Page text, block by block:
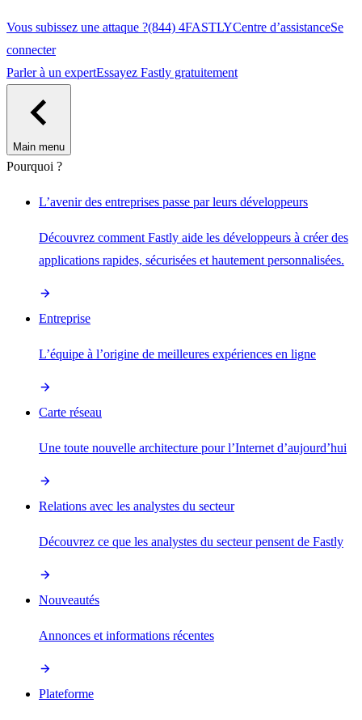
Vous subissez une attaque ?(844) 4FASTLYCentre d’assistanceSe
connecter
Parler à un expertEssayez Fastly gratuitement
Main menu
Pourquoi ?
L’avenir des entreprises passe par leurs développeurs
Découvrez comment Fastly aide les développeurs à créer des
applications rapides, sécurisées et hautement personnalisées.
Entreprise
L’équipe à l’origine de meilleures expériences en ligne
Carte réseau
Une toute nouvelle architecture pour l’Internet d’aujourd’hui
Relations avec les analystes du secteur
Découvrez ce que les analystes du secteur pensent de Fastly
Nouveautés
Annonces et informations récentes
Plateforme